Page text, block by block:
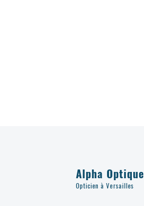
Alpha Optique
Opticien à Versailles